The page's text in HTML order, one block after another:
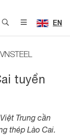
EN
tuyển
Trung cần
thép Lào Cai.